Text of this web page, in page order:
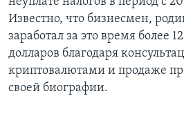
Известно, что бизнесмен,
заработал за это время более
долларов благодаря
криптовалютами и продаже
своей биографии.